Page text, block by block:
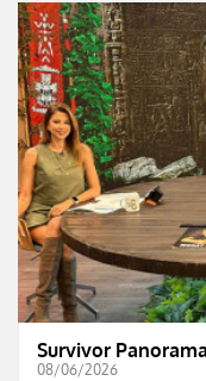
Survivor
08/06/2026